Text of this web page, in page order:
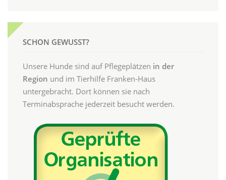
SCHON GEWUSST?
Unsere Hunde sind auf Pflegeplätzen in der
Region und im Tierhilfe Franken-Haus
untergebracht. Dort können sie nach
Terminabsprache jederzeit besucht werden.